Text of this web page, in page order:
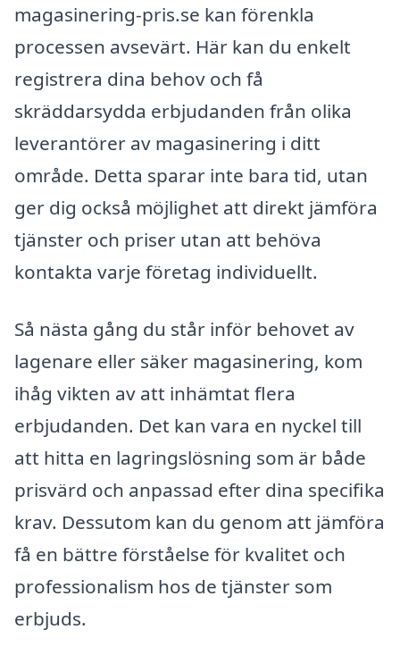
magasinering-pris.se kan förenkla
processen avsevärt. Här kan du enkelt
registrera dina behov och få
skräddarsydda erbjudanden från olika
leverantörer av magasinering i ditt
område. Detta sparar inte bara tid, utan
ger dig också möjlighet att direkt jämföra
tjänster och priser utan att behöva
kontakta varje företag individuellt.
Så nästa gång du står inför behovet av
lagenare eller säker magasinering, kom
ihåg vikten av att inhämtat flera
erbjudanden. Det kan vara en nyckel till
att hitta en lagringslösning som är både
prisvärd och anpassad efter dina specifika
krav. Dessutom kan du genom att jämföra
få en bättre förståelse för kvalitet och
professionalism hos de tjänster som
erbjuds.